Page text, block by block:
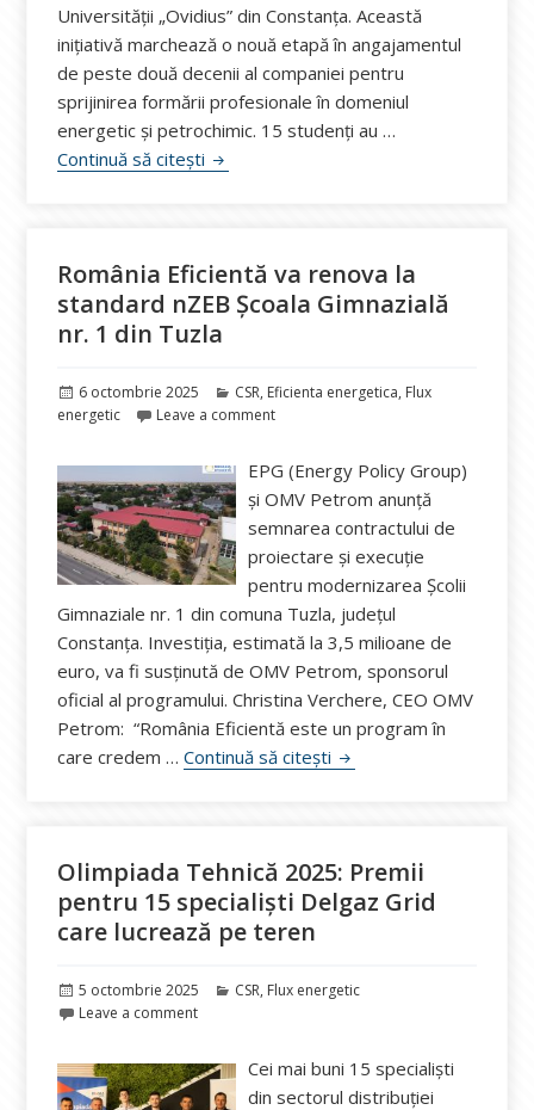
Universității „Ovidius” din Constanța. Această
inițiativă marchează o nouă etapă în angajamentul
de peste două decenii al companiei pentru
sprijinirea formării profesionale în domeniul
energetic și petrochimic. 15 studenți au …
Continuă să citești Rompetrol susține prima grupă de
România Eficientă va renova la
standard nZEB Școala Gimnazială
nr. 1 din Tuzla
Publicat
pe
6 octombrie 2025 Categorii
CSR, Eficienta energetica, Flux
energetic
Leave a comment
EPG (Energy Policy Group)
și OMV Petrom anunță
semnarea contractului de
proiectare și execuție
pentru modernizarea Școlii
Gimnaziale nr. 1 din comuna Tuzla, județul
Constanța. Investiția, estimată la 3,5 milioane de
euro, va fi susținută de OMV Petrom, sponsorul
oficial al programului. Christina Verchere, CEO OMV
Petrom: “România Eficientă este un program în
care credem …Continuă să citești România Eficientă va
Olimpiada Tehnică 2025: Premii
pentru 15 specialiști Delgaz Grid
care lucrează pe teren
Publicat
pe
5 octombrie 2025 Categorii
CSR, Flux energetic
Leave a comment
Cei mai buni 15 specialiști
din sectorul distribuției